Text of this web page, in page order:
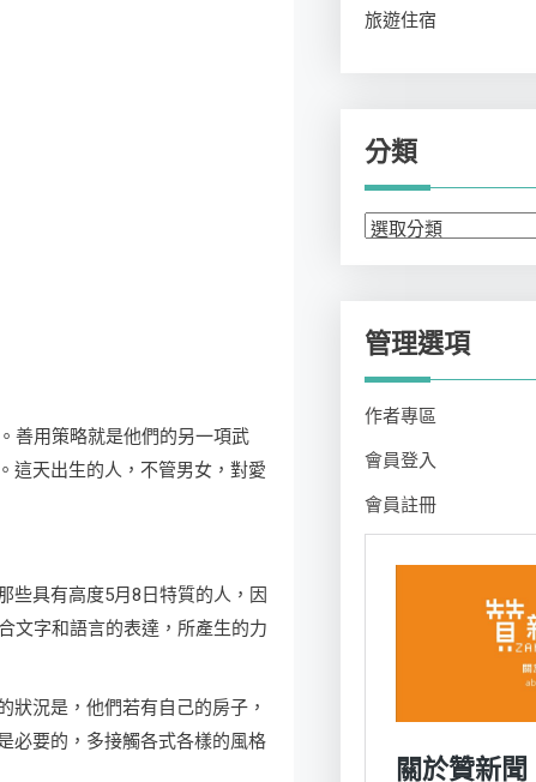
善用策略就是他們的另一項武
這天出生的人，不管男女，對愛
些具有高度5月8日特質的人，因
文字和語言的表達，所產生的力
況是，他們若有自己的房子，
必要的，多接觸各式各樣的風格
旅遊住宿
分類
分
管理選項
作者專區
會員登入
會員註冊